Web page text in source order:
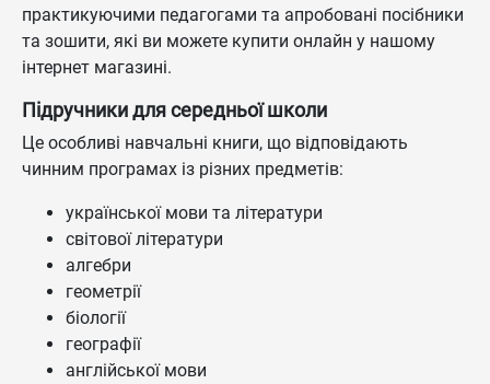
практикуючими педагогами та апробовані посібники
та зошити, які ви можете купити онлайн у нашому
інтернет магазині.
Підручники для середньої школи
Це особливі навчальні книги, що відповідають
чинним програмах із різних предметів:
української мови та літератури
світової літератури
алгебри
геометрії
біології
географії
англійської мови